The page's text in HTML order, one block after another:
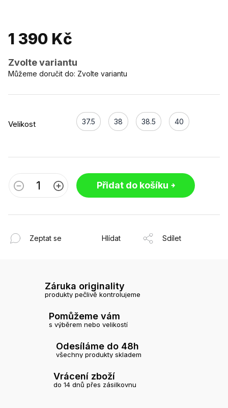
1 390 Kč
Zvolte variantu
Velikost 37.5 38 38.5 40
Můžeme doručit do: Zvolte variantu
Přidat do košíku
Zeptat se Hlídat Sdílet
Záruka originality
produkty pečlivě kontrolujeme
Pomůžeme vám
s výběrem nebo velikostí
Odesíláme do 48h
všechny produkty skladem
Vrácení zboží
do 14 dnů přes zásilkovnu